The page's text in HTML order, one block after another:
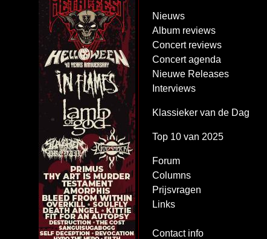
Nieuws
Album reviews
Concert reviews
Concert agenda
Nieuwe Releases
Interviews
Klassieker van de Dag
Top 10 van 2025
Forum
Columns
Prijsvragen
Links
Contact info